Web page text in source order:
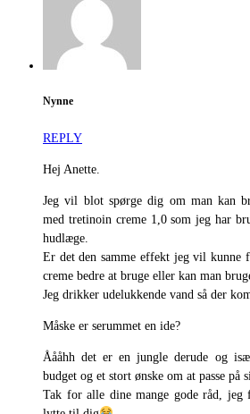
Nynne
REPLY
Hej Anette.
Jeg vil blot spørge dig om man kan
med tretinoin creme 1,0 som jeg har
hudlæge.
Er det den samme effekt jeg vil kunne
creme bedre at bruge eller kan man
Jeg drikker udelukkende vand så der
Måske er serummet en ide?
Åååhh det er en jungle derude og
budget og et stort ønske om at passe på
Tak for alle dine mange gode råd,